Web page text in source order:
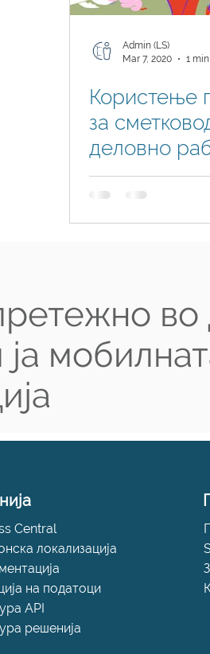
Admin (LS)
Mar 7, 2020
1
Користење
за
деловно
е
ја
Central
локализација
на податоци
API
решенија